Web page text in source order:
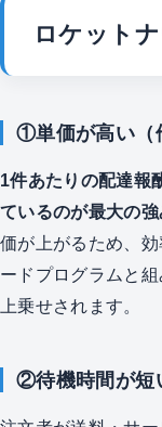
ロケット
①単価が高い（
1件あたりの配達報
ているのが最大の強
価が上がるため、
ードプログラムと
上乗せされます。
②待機時間が短